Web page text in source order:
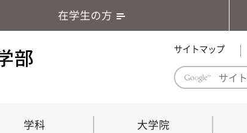
在学生の方
サイトマップ
学科 大学院